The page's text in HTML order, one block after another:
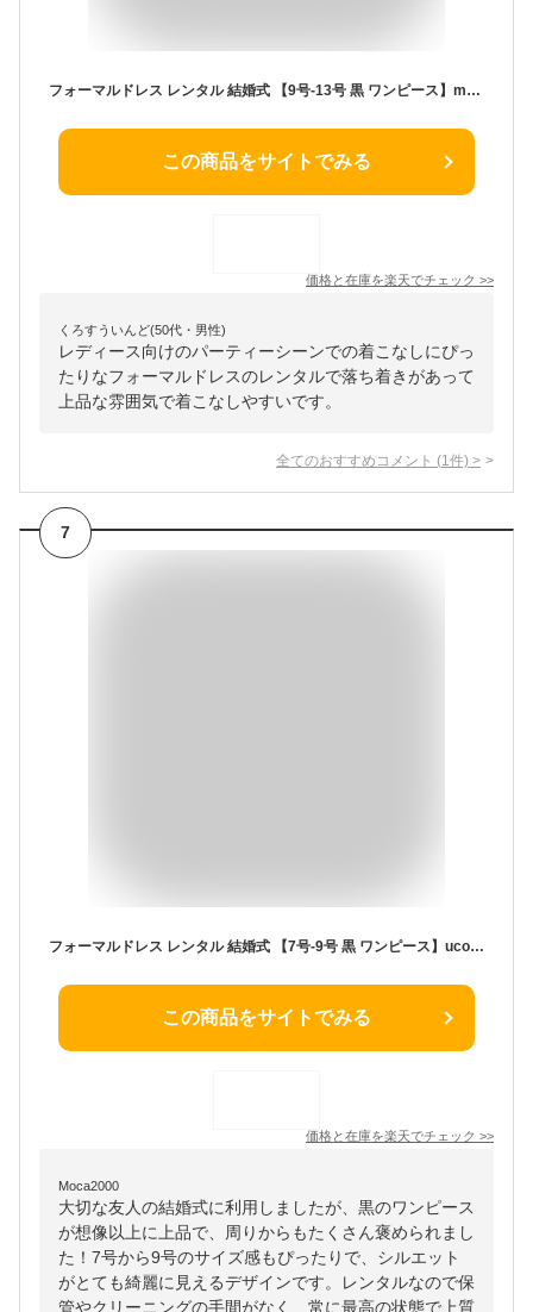
フォーマルドレス レンタル 結婚式 【9号-13号 黒 ワンピース】mr-0264 フォーマルドレス 結婚式 ミセス ゲストドレス 演奏会 発表会 パーティー お呼ばれ 服装 20代 30代 40代【送料無料】【レンタル】
この商品をサイトでみる
価格と在庫を楽天でチェック >>
くろすういんど(50代・男性)
レディース向けのパーティーシーンでの着こなしにぴっ
たりなフォーマルドレスのレンタルで落ち着きがあって
上品な雰囲気で着こなしやすいです。
全てのおすすめコメント (1 件) >
7
フォーマルドレス レンタル 結婚式 【7号-9号 黒 ワンピース】uco-0495 フォーマルドレス 結婚式 ミセス ゲストドレス 演奏会 発表会 パーティー お呼ばれ 服装 20代 30代 40代【送料無料】【レンタル】
この商品をサイトでみる
価格と在庫を楽天でチェック >>
Moca2000
大切な友人の結婚式に利用しましたが、黒のワンピース
が想像以上に上品で、周りからもたくさん褒められまし
た！7号から9号のサイズ感もぴったりで、シルエット
がとても綺麗に見えるデザインです。レンタルなので保
管やクリーニングの手間がなく、常に最高の状態で上質